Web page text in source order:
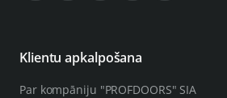
Klientu apkalpošana
Par kompāniju "PROFDOORS" SIA